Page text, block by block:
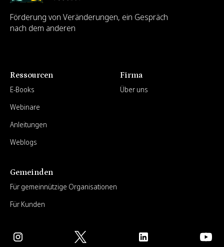
Förderung von Veränderungen, ein Gespräch
nach dem anderen
Ressourcen
E-Books
Webinare
Anleitungen
Weblogs
Firma
Über uns
Gemeinden
Für gemeinnützige Organisationen
Für Kunden